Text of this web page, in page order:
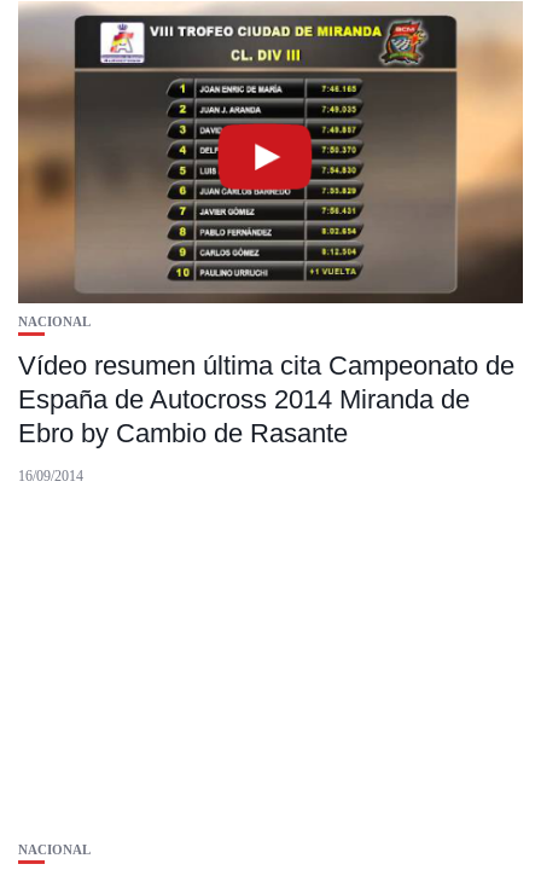
NACIONAL
Vídeo resumen última cita Campeonato de
España de Autocross 2014 Miranda de
Ebro by Cambio de Rasante
16/09/2014
NACIONAL